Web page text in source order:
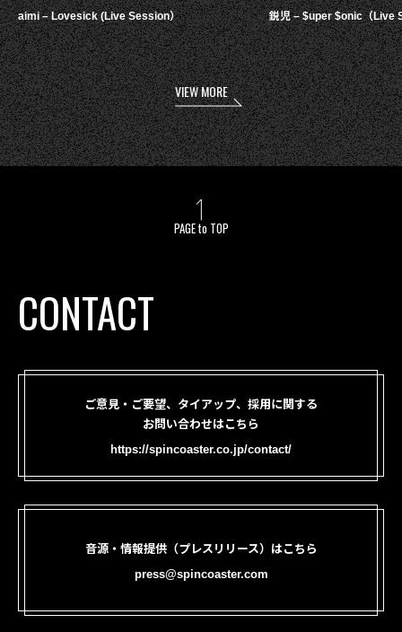
aimi – Lovesick (Live Session） 鋭児 – $uper $onic（Live
VIEW MORE
PAGE to TOP
CONTACT
ご意見・ご要望、タイアップ、採用に関する
お問い合わせはこちら
https://spincoaster.co.jp/contact/
音源・情報提供（プレスリリース）はこちら
press@spincoaster.com